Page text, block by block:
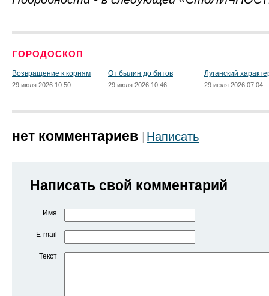
ГОРОДОСКОП
Возвращение к корням
29 июля 2026 10:50
От былин до битов
29 июля 2026 10:46
Луганский
29 июля 2026 07:04
нет комментариев Написать
Написать свой комментарий
Имя
E-mail
Текст